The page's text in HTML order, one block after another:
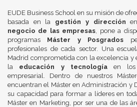
EUDE Business School en su misión de
basada en la gestión y dirección
negocio de las empresas , pone a
programas Máster y Posgrados
profesionales de cada sector. Una
Madrid comprometida con la excelencia y
la educación y tecnologíaen los
empresarial. Dentro de nuestros
encuentran el Máster en Administración y
su capacidad para formar a líderes en
Máster en Marketing, por ser una de las